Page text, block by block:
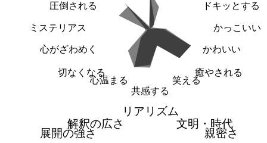
ドキッとする
かっこいい
かわいい
癒やされる
笑える
共感する
心温まる
切なくなる
心がざわめく
ミステリアス
圧倒される
リアリズム
文明・時代
親密さ
展開の強さ
解釈の広さ